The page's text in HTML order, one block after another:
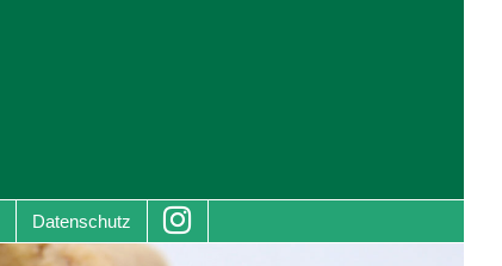
Datenschutz